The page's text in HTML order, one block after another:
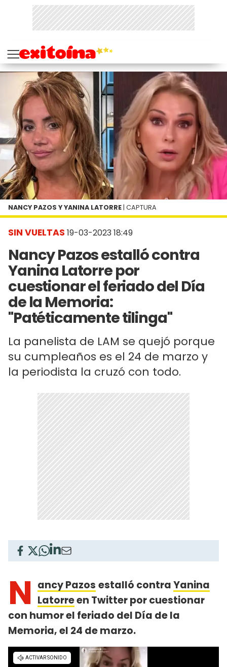
SIN VUELTAS 19-03-2023 18:49
Nancy Pazos estalló contra
Yanina Latorre por
cuestionar el feriado del Día
de la Memoria:
"Patéticamente tilinga"
La panelista de LAM se quejó porque
su cumpleaños es el 24 de marzo y
la periodista la cruzó con todo.
NANCY PAZOS Y YANINA LATORRE | CAPTURA
N ancy Pazos estalló contraYanina
Latorreen Twitter por cuestionar
con humor el feriado del Día de la
Memoria, el 24 de marzo.